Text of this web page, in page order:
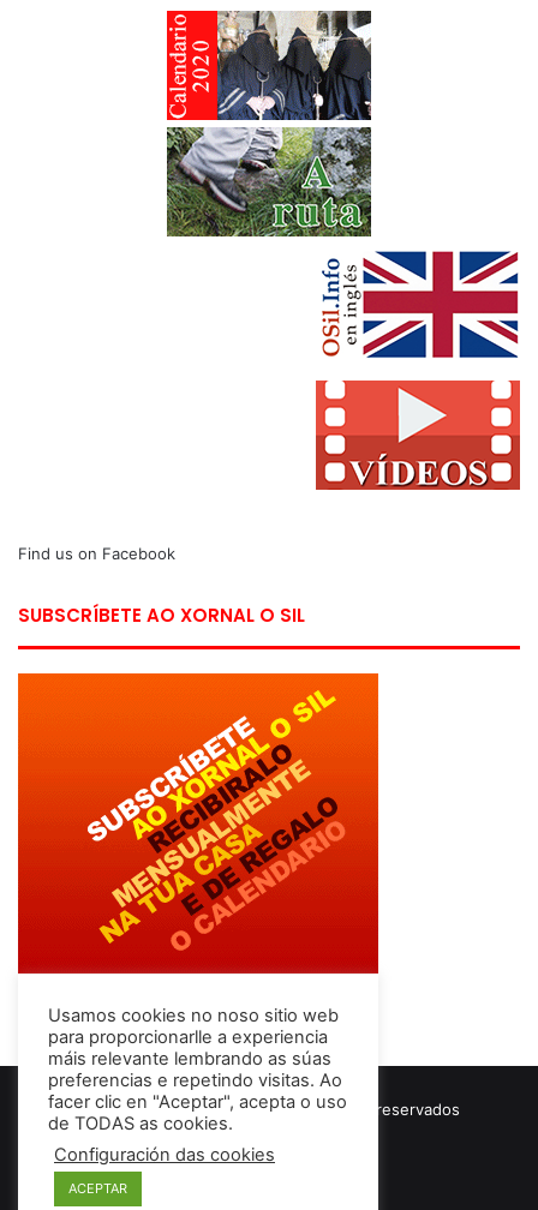
Find us on Facebook
SUBSCRÍBETE AO XORNAL O SIL
© Copyright 2026, Todos los derechos reservados
Términos & Condiciones
Usamos cookies no noso sitio web
para proporcionarlle a experiencia
máis relevante lembrando as súas
preferencias e repetindo visitas. Ao
facer clic en "Aceptar", acepta o uso
de TODAS as cookies.
Configuración das cookies
ACEPTAR